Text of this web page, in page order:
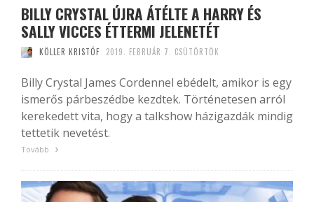
BILLY CRYSTAL ÚJRA ÁTÉLTE A HARRY ÉS
SALLY VICCES ÉTTERMI JELENETÉT
KÖLLER KRISTÓF 2019. FEBRUÁR 7. CSÜTÖRTÖK
Billy Crystal James Cordennel ebédelt, amikor is egy
ismerős párbeszédbe kezdtek. Történetesen arról
kerekedett vita, hogy a talkshow házigazdák mindig
tettetik nevetést.
Tovább